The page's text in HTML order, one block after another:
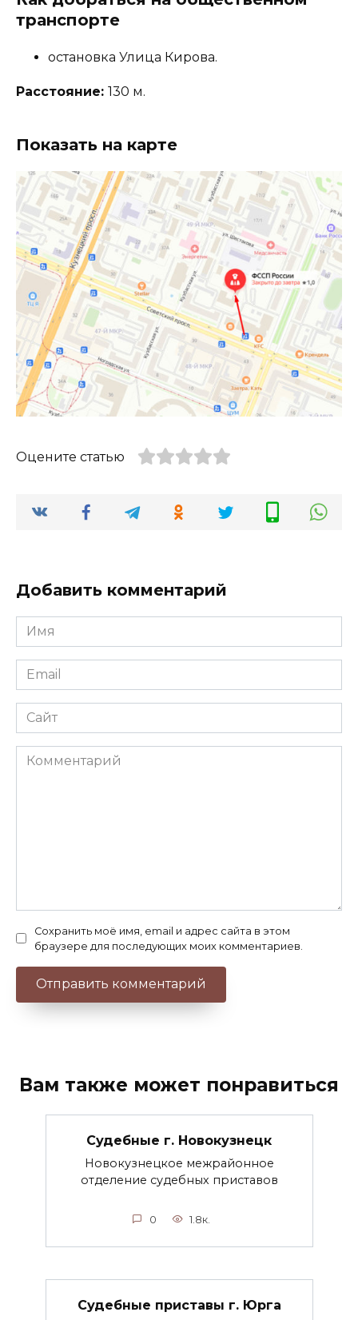
транспорте
остановка Улица Кирова.
Расстояние: 130 м.
Показать на карте
Оцените статью
Добавить комментарий
Имя
*
Email
*
Сайт
Комментарий
Сохранить моё имя, email и адрес сайта в этом
браузере для последующих моих комментариев.
Вам также может понравиться
Судебные г. Новокузнецк
Новокузнецкое межрайонное
отделение судебных приставов
0 1.8к.
Судебные приставы г. Юрга